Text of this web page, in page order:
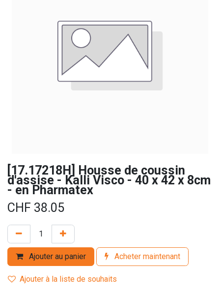
[17.17218H] Housse de coussin
d'assise - Kalli Visco - 40 x 42 x 8cm
- en Pharmatex
CHF 38.05
Ajouter au panier Acheter maintenant
Ajouter à la liste de souhaits